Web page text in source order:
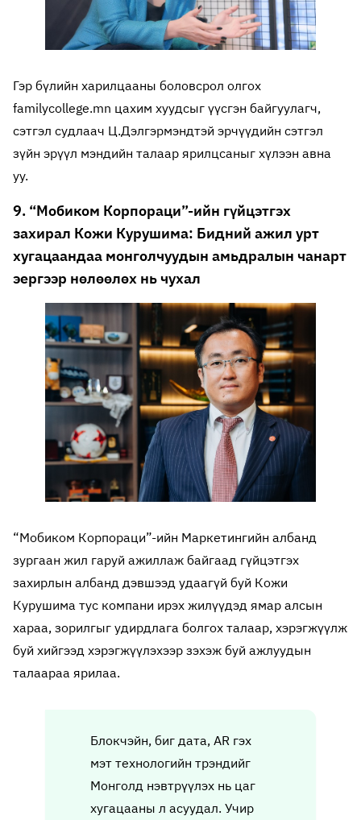
Гэр бүлийн харилцааны боловсрол олгох
familycollege.mn цахим хуудсыг үүсгэн байгуулагч,
сэтгэл судлаач Ц.Дэлгэрмэндтэй эрчүүдийн сэтгэл
зүйн эрүүл мэндийн талаар ярилцсаныг хүлээн авна
уу.
9. “Мобиком Корпораци”-ийн гүйцэтгэх
захирал Кожи Курушима: Бидний ажил урт
хугацаандаа монголчуудын амьдралын чанарт
эергээр нөлөөлөх нь чухал
“Мобиком Корпораци”-ийн Маркетингийн албанд
зургаан жил гаруй ажиллаж байгаад гүйцэтгэх
захирлын албанд дэвшээд удаагүй буй Кожи
Курушима тус компани ирэх жилүүдэд ямар алсын
хараа, зорилгыг удирдлага болгох талаар, хэрэгжүүлж
буй хийгээд хэрэгжүүлэхээр зэхэж буй ажлуудын
талаараа ярилаа.
Блокчэйн, биг дата, AR гэх
мэт технологийн трэндийг
Монголд нэвтрүүлэх нь цаг
хугацааны л асуудал. Учир